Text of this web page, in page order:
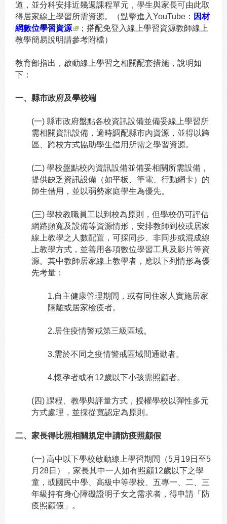
道，並分科安排近幾週課程單元，學生與家長可由此取
得居家線上學習所需資源。（點擊進入YouTube： 因材
網數位學習資源
；搭配免登入線上學習資源教師線上
教學簡易說明請參考附檔）
教育部指出，啟動線上學習之相關配套措施，說明如
下：
一、縣市政府及學校端
(一) 縣市政府盤點各校資訊設備並備妥線上學習所
需相關資訊設備，適時調配縣市內資源，並得以跨
區、跨校方式協助學生借用所需之學習資源。
(二) 學校盤點校內資訊設備並備妥相關所需設備，
提供缺乏資訊設備（如平板、筆電、行動網卡）的
師生借用，並以弱勢家庭學生為優先。
(三) 學校教職員工以到校為原則，但學校仍可評估
網路頻寬及設備等資源情形，安排教師到校或居家
線上教學之人數配置，可採同步、非同步或混成線
上教學方式，並善用各項數位學習工具及影片等資
源。其中教師居家線上教學者，應以下列情形為優
先考量：
1.自主健康管理期間，或有同住家人實施居家
隔離或居家檢疫者。
2.居住疫情警戒第三級區域。
3.需於不同之疫情警戒區域間通勤者。
4.懷孕者或有12歲以下小孩需照顧者。
(四) 課程、教學與評量方式，授權學校以彈性多元
方式處理，並採從寬認定為原則。
二、家長得比照相關規定申請防疫照顧假
(一) 高中以下學校啟動線上學習期間（5月19日至5
月28日），家長其中一人如有照顧12歲以下之學
童，或國民中學、高級中等學校、五專一、二、三
年級持有身心障礙證明子女之需求者，得申請「防
疫照顧假」。